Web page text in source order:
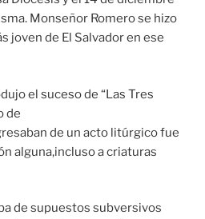
Monseñor Romero se hizo
joven de El Salvador en ese
el suceso de “Las Tres
de
de un acto litúrgico fue
alguna,incluso a criaturas
de supuestos subversivos